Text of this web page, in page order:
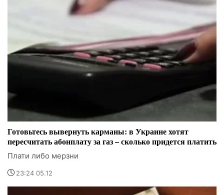
Готовьтесь вывернуть карманы: в Украине хотят
пересчитать абонплату за газ – сколько придется платить
Плати либо мерзни
23:24 05.12